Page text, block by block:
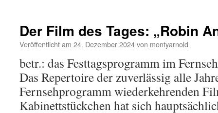
Der Film des Tages: „Robin
Veröffentlicht am 24. Dezember 2024von montyarnold
betr.: das Festtagsprogramm im
Das Repertoire der zuverlässig alle
Fernsehprogramm wiederkehrenden
Kabinettstückchen hat sich